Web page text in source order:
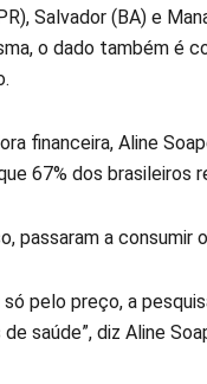
Salvador (BA) e
o dado também é
financeira, Aline
67% dos brasileiros
passaram a
só pelo preço, a
saúde”, diz Aline